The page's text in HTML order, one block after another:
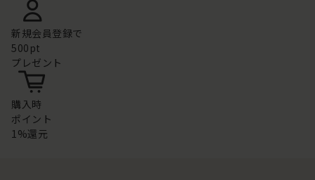
新規会員登録で
500pt
プレゼント
購入時
ポイント
1%還元